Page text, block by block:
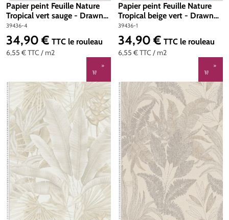
Papier peint Feuille Nature
Tropical vert sauge - Drawn
Into Nature de Livingwalls |
Réf. 39436-4
39436-4
6,55 €TTC / m2
Prix régulier :
34,90 € TTC le rouleau
Papier peint Feuille Nature
Tropical beige vert - Drawn
Into Nature de Livingwalls |
Réf. 39436-1
39436-1
6,55 €TTC / m2
Prix régulier :
34,90 € TTC le rouleau